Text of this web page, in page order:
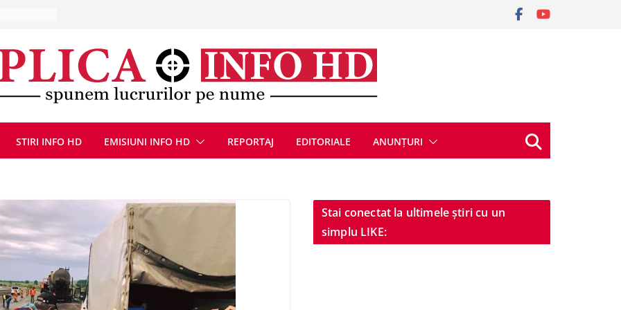
din
cu
DIN
STIRI INFO HD EMISIUNI INFO HD REPORTAJ EDITORIALE ANUNȚURI
Stai conectat la ultimele știri cu un
simplu LIKE: